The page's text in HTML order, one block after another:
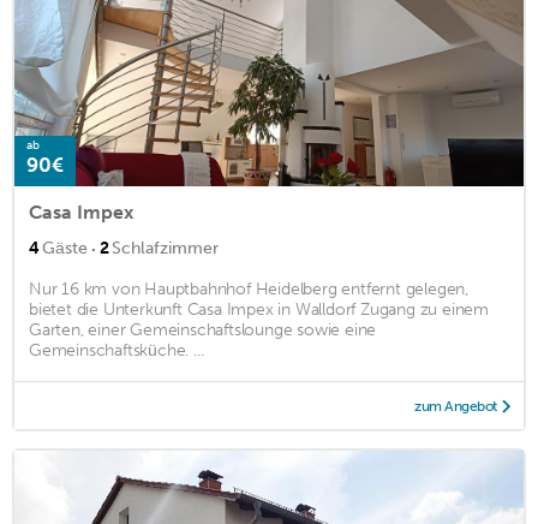
ab
90€
Casa Impex
4Gäste · 2Schlafzimmer
Nur 16 km von Hauptbahnhof Heidelberg entfernt gelegen,
bietet die Unterkunft Casa Impex in Walldorf Zugang zu einem
Garten, einer Gemeinschaftslounge sowie eine
Gemeinschaftsküche. ...
zum Angebot